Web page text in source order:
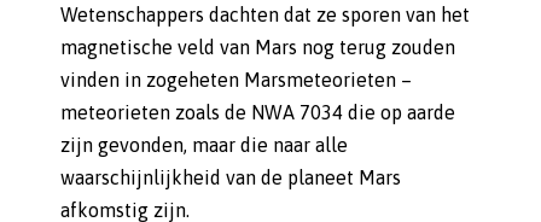
Wetenschappers dachten dat ze sporen van het
magnetische veld van Mars nog terug zouden
vinden in zogeheten Marsmeteorieten –
meteorieten zoals de NWA 7034 die op aarde
zijn gevonden, maar die naar alle
waarschijnlijkheid van de planeet Mars
afkomstig zijn.